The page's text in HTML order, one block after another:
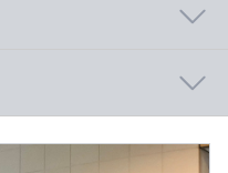
PM育成、研修など
さまざまな教育を実施し
ロジェクトの流れに沿っ
ものではありません）